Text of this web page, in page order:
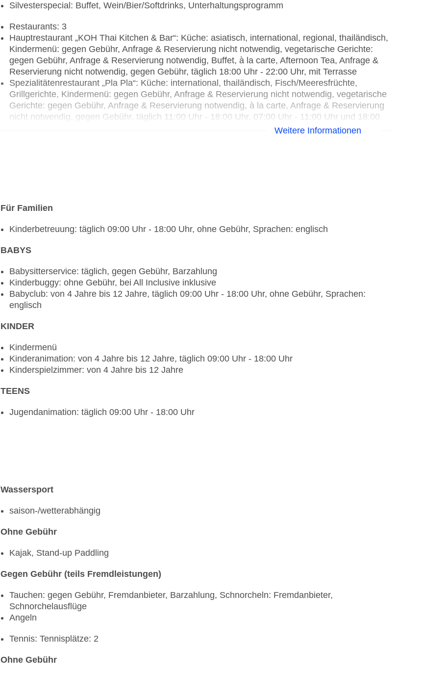
Silvesterspecial: Buffet, Wein/Bier/Softdrinks, Unterhaltungsprogramm
Restaurants: 3
Hauptrestaurant „KOH Thai Kitchen & Bar“: Küche: asiatisch, international, regional, thailändisch,
Kindermenü: gegen Gebühr, Anfrage & Reservierung nicht notwendig, vegetarische Gerichte:
gegen Gebühr, Anfrage & Reservierung notwendig, Buffet, à la carte, Afternoon Tea, Anfrage &
Reservierung nicht notwendig, gegen Gebühr, täglich 18:00 Uhr - 22:00 Uhr, mit Terrasse
Spezialitätenrestaurant „Pla Pla“: Küche: international, thailändisch, Fisch/Meeresfrüchte,
Grillgerichte, Kindermenü: gegen Gebühr, Anfrage & Reservierung nicht notwendig, vegetarische
Gerichte: gegen Gebühr, Anfrage & Reservierung notwendig, à la carte, Anfrage & Reservierung
nicht notwendig, gegen Gebühr, täglich 11:00 Uhr - 18:00 Uhr, 07:00 Uhr - 11:00 Uhr und 18:00
Poolbar Outdoor „CoCoRum“: täglich 10:00 Uhr - 22:00 Uhr, gegen Gebühr
Weitere Informationen
Für Familien
Kinderbetreuung: täglich 09:00 Uhr - 18:00 Uhr, ohne Gebühr, Sprachen: englisch
BABYS
Babysitterservice: täglich, gegen Gebühr, Barzahlung
Kinderbuggy: ohne Gebühr, bei All Inclusive inklusive
Babyclub: von 4 Jahre bis 12 Jahre, täglich 09:00 Uhr - 18:00 Uhr, ohne Gebühr, Sprachen:
englisch
KINDER
Kindermenü
Kinderanimation: von 4 Jahre bis 12 Jahre, täglich 09:00 Uhr - 18:00 Uhr
Kinderspielzimmer: von 4 Jahre bis 12 Jahre
TEENS
Jugendanimation: täglich 09:00 Uhr - 18:00 Uhr
Wassersport
saison-/wetterabhängig
Ohne Gebühr
Kajak, Stand-up Paddling
Gegen Gebühr (teils Fremdleistungen)
Tauchen: gegen Gebühr, Fremdanbieter, Barzahlung, Schnorcheln: Fremdanbieter,
Schnorchelausflüge
Angeln
Tennis: Tennisplätze: 2
Ohne Gebühr